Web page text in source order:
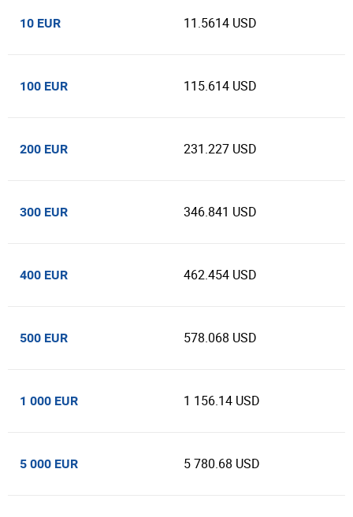
10 EUR 11.5614 USD
100 EUR 115.614 USD
200 EUR 231.227 USD
300 EUR 346.841 USD
400 EUR 462.454 USD
500 EUR 578.068 USD
1 000 EUR 1 156.14 USD
5 000 EUR 5 780.68 USD